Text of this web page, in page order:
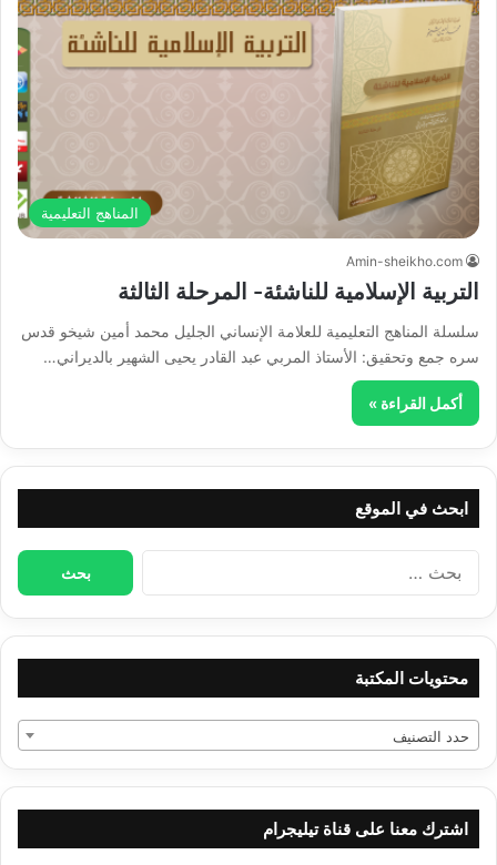
المناهج التعليمية
Amin-sheikho.com
التربية الإسلامية للناشئة- المرحلة الثالثة
سلسلة المناهج التعليمية للعلامة الإنساني الجليل محمد أمين شيخو قدس
سره جمع وتحقيق: الأستاذ المربي عبد القادر يحيى الشهير بالديراني…
أكمل القراءة »
ابحث في الموقع
البحث
محتويات المكتبة
حدد التصنيف
اشترك معنا على قناة تيليجرام